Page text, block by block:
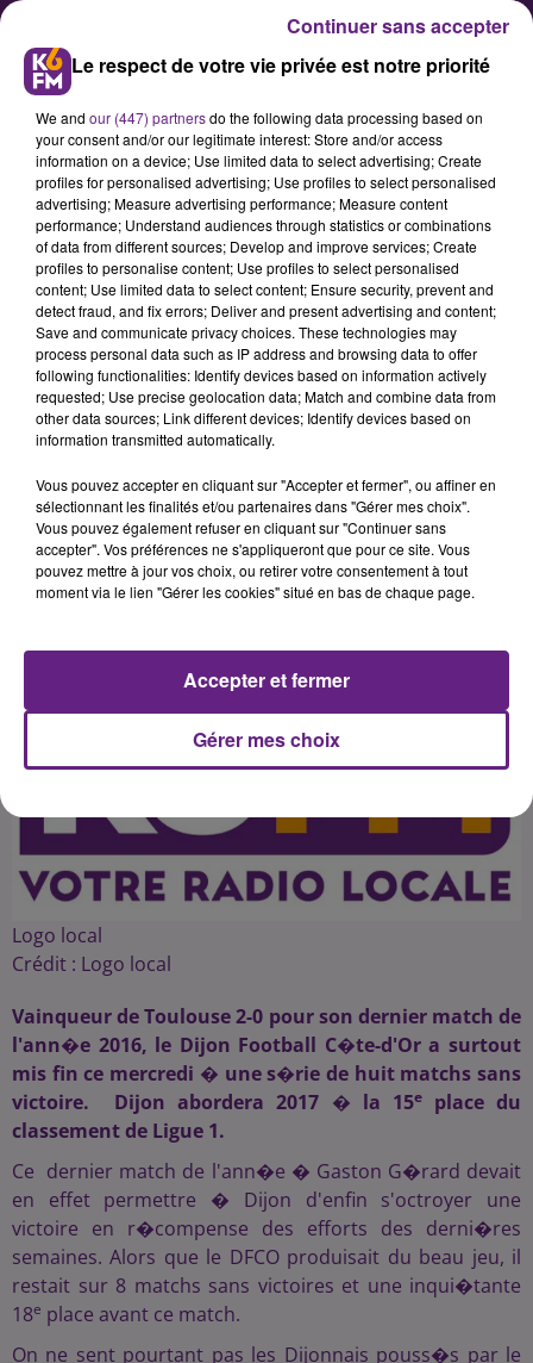
Football : Dijon sort du
brouillard contre Toulouse
Vainqueur de Toulouse 2-0 pour
son dernier match de l'année 2016,
le Dijon Football Côte-d'Or a
surtout mis fin ce mercredi à une
&nbsp;Dijon abordera 2017 à la 15e
Publié : 21 décembre 2016 à 20h12 par 45
Logo local
Crédit : Logo local
Vainqueur de Toulouse 2-0 pour son dernier match de
l'ann�e 2016, le Dijon Football C�te-d'Or a surtout
mis fin ce mercredi � une s�rie de huit matchs sans
victoire. Dijon abordera 2017 � la 15e place du
classement de Ligue 1.
Ce dernier match de l'ann�e � Gaston G�rard devait
en effet permettre � Dijon d'enfin s'octroyer une
victoire en r�compense des efforts des derni�res
semaines. Alors que le DFCO produisait du beau jeu, il
restait sur 8 matchs sans victoires et une inqui�tante
18e place avant ce match.
On ne sent pourtant pas les Dijonnais pouss�s par le
Le respect de votre vie privée est notre priorité
We and our (447) partnersdo the following data processing based on
your consent and/or our legitimate interest: Store and/or access
information on a device; Use limited data to select advertising; Create
profiles for personalised advertising; Use profiles to select personalised
advertising; Measure advertising performance; Measure content
performance; Understand audiences through statistics or combinations
of data from different sources; Develop and improve services; Create
profiles to personalise content; Use profiles to select personalised
content; Use limited data to select content; Ensure security, prevent and
detect fraud, and fix errors; Deliver and present advertising and content;
Save and communicate privacy choices. These technologies may
process personal data such as IP address and browsing data to offer
following functionalities: Identify devices based on information actively
requested; Use precise geolocation data; Match and combine data from
other data sources; Link different devices; Identify devices based on
information transmitted automatically.
Vous pouvez accepter en cliquant sur "Accepter et fermer", ou affiner en
sélectionnant les finalités et/ou partenaires dans "Gérer mes choix".
Vous pouvez également refuser en cliquant sur "Continuer sans
accepter". Vos préférences ne s'appliqueront que pour ce site. Vous
pouvez mettre à jour vos choix, ou retirer votre consentement à tout
moment via le lien "Gérer les cookies" situé en bas de chaque page.
Gérer mes choix
Accepter et fermer
Continuer sans accepter